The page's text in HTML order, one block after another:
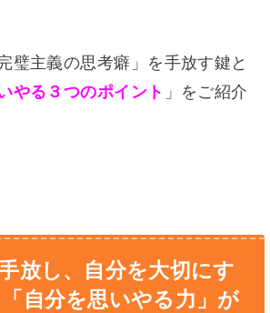
璧主義の思考癖」を手放す鍵と
やる３つのポイント 」をご紹介
放し、自分を大切にす
自分を思いやる力」が